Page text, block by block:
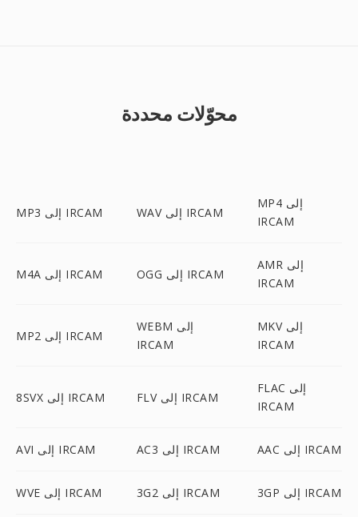
محوّلات محددة
MP3 إلى IRCAM WAV إلى IRCAM
MP4 إلى
IRCAM
M4A إلى IRCAM OGG إلى IRCAM
AMR إلى
IRCAM
MP2 إلى IRCAM
WEBM إلى
IRCAM
MKV إلى
IRCAM
8SVX إلى IRCAM FLV إلى IRCAM
FLAC إلى
IRCAM
AVI إلى IRCAM AC3 إلى IRCAM AAC إلى IRCAM
WVE إلى IRCAM 3G2 إلى IRCAM 3GP إلى IRCAM